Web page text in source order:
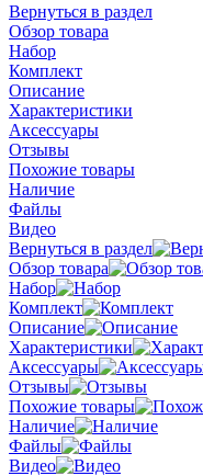
Вернуться в раздел
Обзор товара
Набор
Комплект
Описание
Характеристики
Аксессуары
Отзывы
Похожие товары
Наличие
Файлы
Видео
Вернуться в раздел
Обзор товара
Набор
Комплект
Описание
Характеристики
Аксессуары
Отзывы
Похожие товары
Наличие
Файлы
Видео